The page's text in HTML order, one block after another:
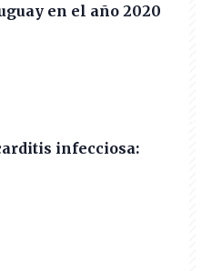
en el año 2020
infecciosa: